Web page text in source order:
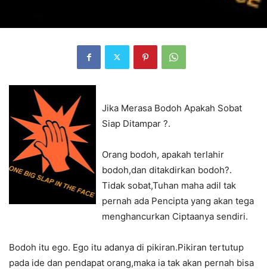
Jika Merasa Bodoh Apakah Sobat
Siap Ditampar ?.
Orang bodoh, apakah terlahir
bodoh,dan ditakdirkan bodoh?.
Tidak sobat,Tuhan maha adil tak
pernah ada Pencipta yang akan tega
menghancurkan Ciptaanya sendiri.
Bodoh itu ego. Ego itu adanya di pikiran.Pikiran tertutup
pada ide dan pendapat orang,maka ia tak akan pernah bisa